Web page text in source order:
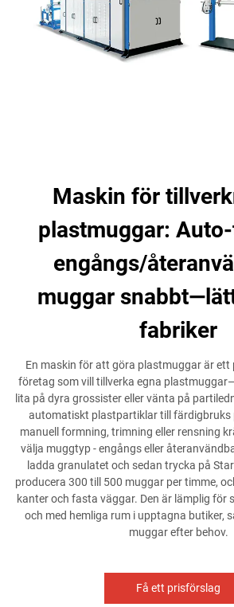
Maskin för
plastmuggar:
engångs/
muggar
fabriker
En maskin för att göra plastmuggar är
företag som vill tillverka egna
lita på dyra grossister eller vänta på
automatiskt plastpartiklar till färdigbruks
manuell formning, trimning eller rensning
välja muggtyp - engångs eller
ladda granulatet och sedan trycka på
producera 300 till 500 muggar per timme,
kanter och fasta väggar. Den är lämplig för
och med hemliga rum i upptagna butiker,
muggar efter behov.
Få ett prisförslag